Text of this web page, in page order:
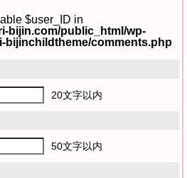
$user_ID in
bijin.com/public_html/wp-
bijinchildtheme/comments.php
20文字以内
50文字以内